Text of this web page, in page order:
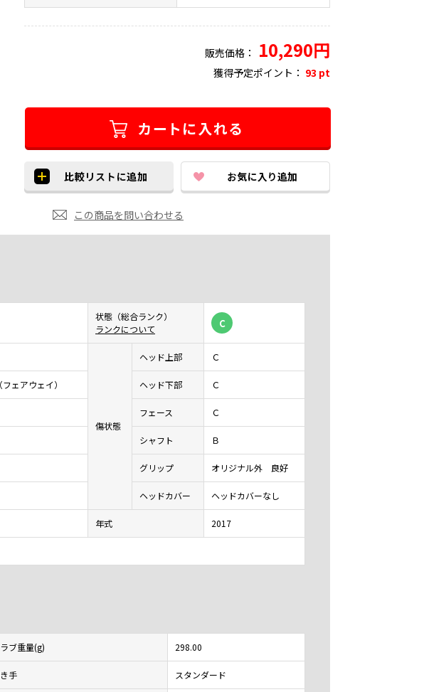
販売価格： 10,290円
獲得予定ポイント： 93 pt
この商品を問い合わせる
状態（総合ランク）
ランクについて
C
傷状態
ヘッド上部 Ｃ
ェアウェイ） ヘッド下部 Ｃ
フェース Ｃ
シャフト Ｂ
グリップ オリジナル外 良好
ヘッドカバー ヘッドカバーなし
年式 2017
ブ重量(g) 298.00
手 スタンダード